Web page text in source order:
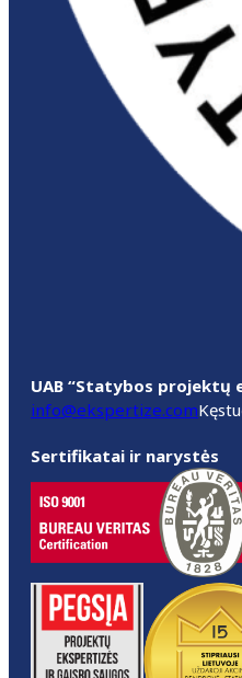
UAB “Statybos projektų
info@ekspertize.com
Sertifikatai ir narystės